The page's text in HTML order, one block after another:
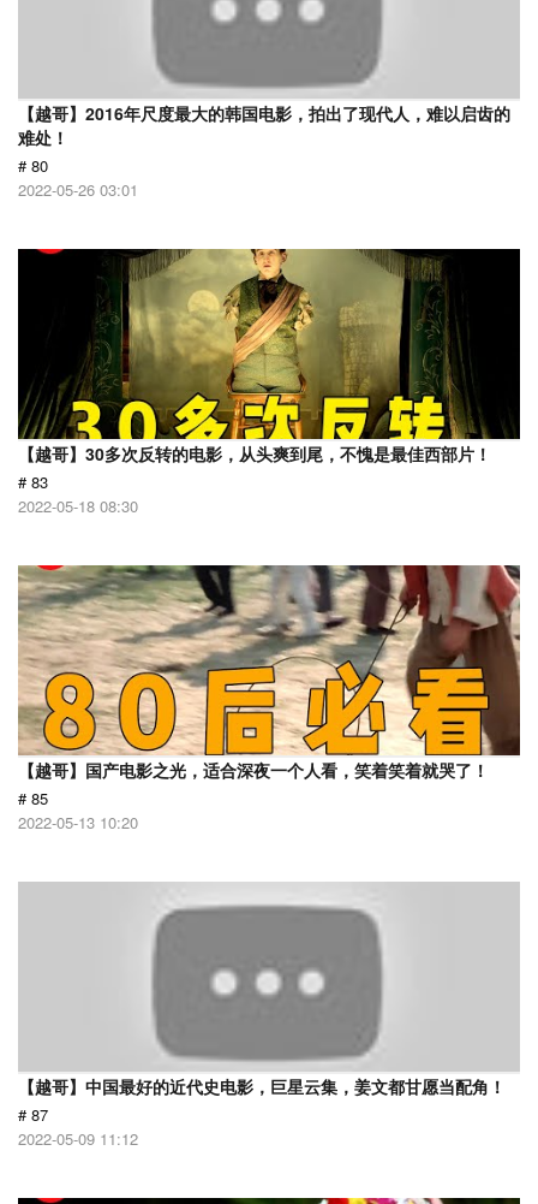
【越哥】2016年尺度最大的韩国电影，拍出了现代人，难以启齿的
难处！
# 80
2022-05-26 03:01
【越哥】30多次反转的电影，从头爽到尾，不愧是最佳西部片！
# 83
2022-05-18 08:30
【越哥】国产电影之光，适合深夜一个人看，笑着笑着就哭了！
# 85
2022-05-13 10:20
【越哥】中国最好的近代史电影，巨星云集，姜文都甘愿当配角！
# 87
2022-05-09 11:12